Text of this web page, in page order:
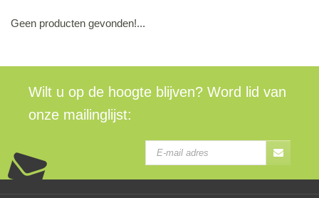
Geen producten gevonden!...
Wilt u op de hoogte blijven? Word lid van
onze mailinglijst: